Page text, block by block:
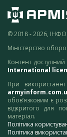
© 2018 - 2026,
Міністерство
Контент доступний
International
При
обов’язковим є
відкритого для
матеріал.
Політика
Політика